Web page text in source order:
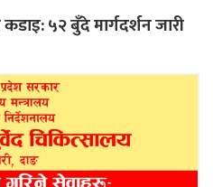
५२ बुँदे मार्गदर्शन जारी